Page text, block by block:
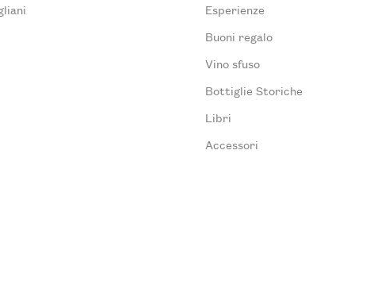
Esperienze
Buoni regalo
Vino sfuso
Bottiglie Storiche
Libri
Accessori